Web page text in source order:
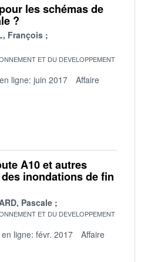
les schémas de
?
François
ET DU DEVELOPPEMENT
ligne: juin 2017
Affaire
A10 et autres
inondations de fin
Pascale
ET DU DEVELOPPEMENT
ligne: févr. 2017
Affaire